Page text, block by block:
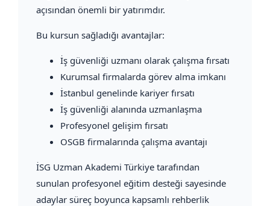
açısından önemli bir yatırımdır.
Bu kursun sağladığı avantajlar:
İş güvenliği uzmanı olarak çalışma fırsatı
Kurumsal firmalarda görev alma imkanı
İstanbul genelinde kariyer fırsatı
İş güvenliği alanında uzmanlaşma
Profesyonel gelişim fırsatı
OSGB firmalarında çalışma avantajı
İSG Uzman Akademi Türkiye tarafından
sunulan profesyonel eğitim desteği sayesinde
adaylar süreç boyunca kapsamlı rehberlik